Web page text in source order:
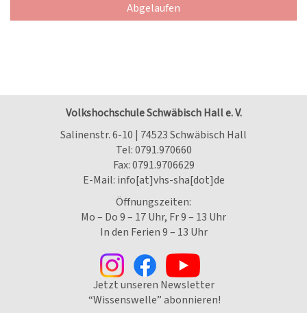
Abgelaufen
Volkshochschule Schwäbisch Hall e. V.
Salinenstr. 6-10 | 74523 Schwäbisch Hall
Tel:0791.970660
Fax: 0791.9706629
E-Mail: info[at]vhs-sha[dot]de
Öffnungszeiten:
Mo – Do 9 – 17 Uhr, Fr 9 – 13 Uhr
In den Ferien 9 – 13 Uhr
Jetzt unseren Newsletter
“Wissenswelle” abonnieren!